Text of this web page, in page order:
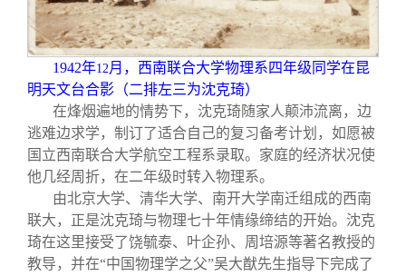
1942年12 月，西南联合大学物理系四年级同学在昆
明天文台合影（二排左三为沈克琦）
在烽烟遍地的情势下，沈克琦随家人颠沛流离，边
逃难边求学，制订了适合自己的复习备考计划，如愿被
国立西南联合大学航空工程系录取。家庭的经济状况使
他几经周折，在二年级时转入物理系。
由北京大学、清华大学、南开大学南迁组成的西南
联大，正是沈克琦与物理七十年情缘缔结的开始。沈克
琦在这里接受了饶毓泰、叶企孙、周培源等著名教授的
教导，并在“中国物理学之父”吴大猷先生指导下完成了